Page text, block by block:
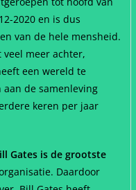
2020 en is dus
van de hele mensheid.
meer achter,
een wereld te
de samenleving
keren per jaar
Gates is de grootste
Daardoor